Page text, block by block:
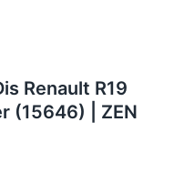
Renault R19
(15646) | ZEN